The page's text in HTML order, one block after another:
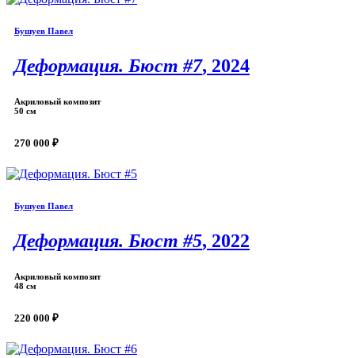
Бушуев Павел
Деформация. Бюст #7, 2024
Акриловый композит
50 см
270 000 ₽
Бушуев Павел
Деформация. Бюст #5, 2022
Акриловый композит
48 см
220 000 ₽